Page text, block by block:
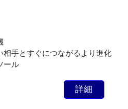
相手とすぐにつながるより進化
ール
詳細